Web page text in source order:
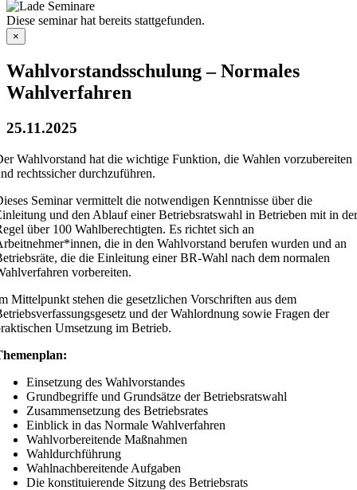
Diese seminar hat bereits stattgefunden.
×
Wahlvorstandsschulung – Normales
Wahlverfahren
25.11.2025
Wahlvorstand hat die wichtige Funktion, die Wahlen vorzubereiten
rechtssicher durchzuführen.
Seminar vermittelt die notwendigen Kenntnisse über die
und den Ablauf einer Betriebsratswahl in Betrieben mit in der
über 100 Wahlberechtigten. Es richtet sich an
die in den Wahlvorstand berufen wurden und an
die die Einleitung einer BR-Wahl nach dem normalen
vorbereiten.
Mittelpunkt stehen die gesetzlichen Vorschriften aus dem
und der Wahlordnung sowie Fragen der
Umsetzung im Betrieb.
Einsetzung des Wahlvorstandes
Grundbegriffe und Grundsätze der Betriebsratswahl
Zusammensetzung des Betriebsrates
Einblick in das Normale Wahlverfahren
Wahlvorbereitende Maßnahmen
Wahldurchführung
Wahlnachbereitende Aufgaben
Die konstituierende Sitzung des Betriebsrats